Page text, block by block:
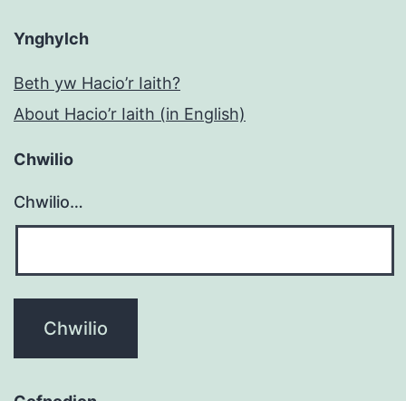
Ynghylch
Beth yw Hacio’r Iaith?
About Hacio’r Iaith (in English)
Chwilio
Chwilio…